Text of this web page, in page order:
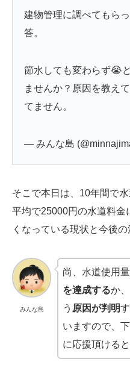
建物管理に調べてもら
答。
節水しても変わらず😭
ませんか？原因を教え
てません。
— みんな島
そこで本日は、10年間で
平均で25000円の水道料金
くなっている現状と今後
みんな島
尚、水道使用
を達成するか
う 原因が判明
いますので、
に応援頂ける